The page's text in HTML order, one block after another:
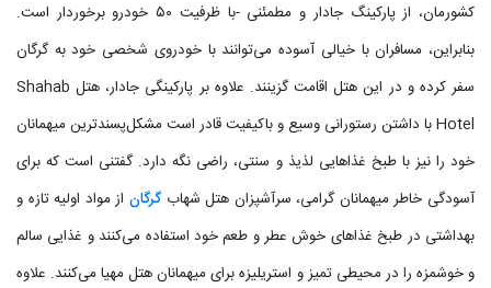
کشورمان، از پارکینگ جادار و مطمئنی -با ظرفیت ۵۰ خودرو برخوردار است.
بنابراین، مسافران با خیالی آسوده می‌توانند با خودروی شخصی خود به گرگان
سفر کرده و در این هتل اقامت گزینند. علاوه بر پارکینگی جادار، هتل Shahab
Hotel با داشتن رستورانی وسیع و باکیفیت قادر است مشکل‌پسندترین میهمانان
خود را نیز با طبخ غذاهایی لذیذ و سنتی، راضی نگه دارد. گفتنی است که برای
آسودگی خاطر میهمانان گرامی، سرآشپزان هتل شهابگرگان از مواد اولیه تازه و
بهداشتی در طبخ غذاهای خوش عطر و طعم خود استفاده می‌کنند و غذایی سالم
و خوشمزه را در محیطی تمیز و استریلیزه برای میهمانان هتل مهیا می‌کنند. علاوه